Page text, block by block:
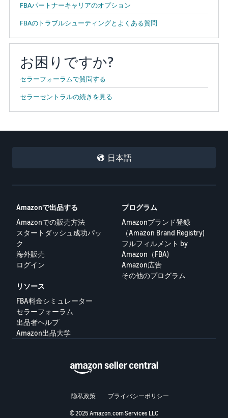
FBAパートナーキャリアのオプション
FBAのトラブルシューティングとよくある質問
お困りですか?
セラーフォーラムで質問する
セラーセントラルの続きを見る
日本語
Amazonで出品する
Amazonでの販売方法
スタートダッシュ成功パッ
ク
海外販売
ログイン
プログラム
Amazonブランド登録
（Amazon Brand Registry)
フルフィルメント by
Amazon（FBA)
Amazon広告
その他のプログラム
リソース
FBA料金シミュレーター
セラーフォーラム
出品者ヘルプ
Amazon出品大学
隐私政策 プライバシーポリシー
© 2025 Amazon.com Services LLC